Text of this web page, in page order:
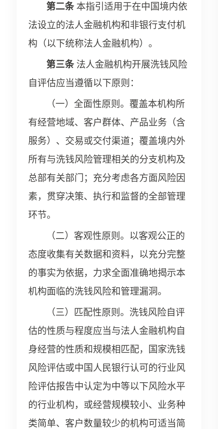
第二条 本指引适用于在中国境内依
法设立的法人金融机构和非银行支付机
构（以下统称法人金融机构）。
第三条 法人金融机构开展洗钱风险
自评估应当遵循以下原则：
（一）全面性原则。覆盖本机构所
有经营地域、客户群体、产品业务（含
服务）、交易或交付渠道；覆盖境内外
所有与洗钱风险管理相关的分支机构及
总部有关部门；充分考虑各方面风险因
素，贯穿决策、执行和监督的全部管理
环节。
（二）客观性原则。以客观公正的
态度收集有关数据和资料，以充分完整
的事实为依据，力求全面准确地揭示本
机构面临的洗钱风险和管理漏洞。
（三）匹配性原则。洗钱风险自评
估的性质与程度应当与法人金融机构自
身经营的性质和规模相匹配，国家洗钱
风险评估或中国人民银行认可的行业风
险评估报告中认定为中等以下风险水平
的行业机构，或经营规模较小、业务种
类简单、客户数量较少的机构可适当简